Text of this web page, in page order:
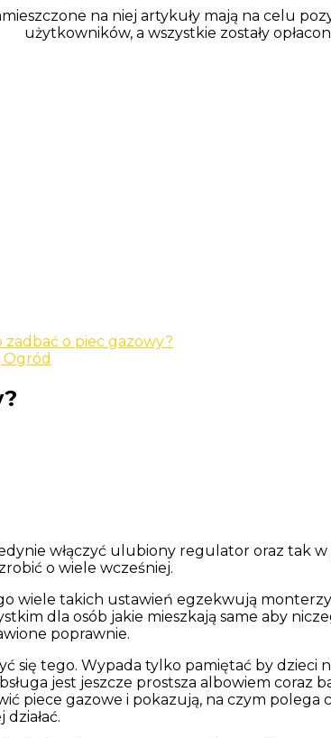
na niej artykuły mają na celu
użytkowników, a wszystkie zostały
zadbać o piec gazowy?
Ogród
włączyć ulubiony regulator oraz tak
o wiele wcześniej.
wiele takich ustawień egzekwują
dla osób jakie mieszkają same aby
poprawnie.
się tego. Wypada tylko pamiętać by dzieci
jest jeszcze prostsza albowiem
piece gazowe i pokazują, na czym